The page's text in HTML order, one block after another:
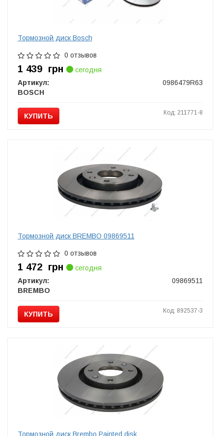
Тормозной диск Bosch
0 отзывов
1 439 грн
сегодня
Артикул:
0986479R63
BOSCH
КУПИТЬ Код: 211771-8
Тормозной диск BREMBO 09869511
0 отзывов
1 472 грн
сегодня
Артикул:
09869511
BREMBO
КУПИТЬ Код: 892537-3
Тормозной диск Brembo Painted disk